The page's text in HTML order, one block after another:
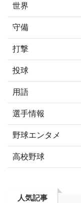
世界
守備
打撃
投球
用語
選手情報
野球エンタメ
高校野球
人気記事